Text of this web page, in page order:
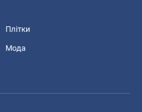
Плітки
Мода